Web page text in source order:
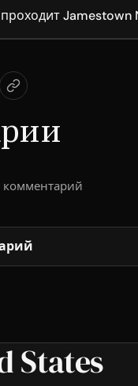
проходит
комментарий
States